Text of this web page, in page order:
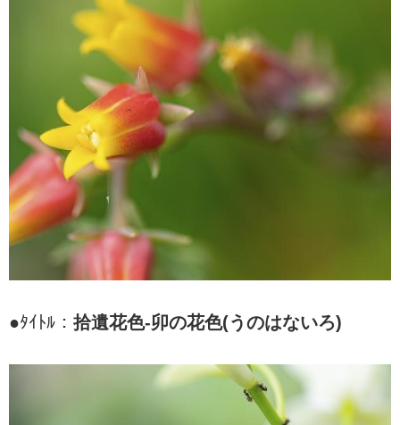
●ﾀｲﾄﾙ： 拾遺花色-卯の花色(うのはないろ)